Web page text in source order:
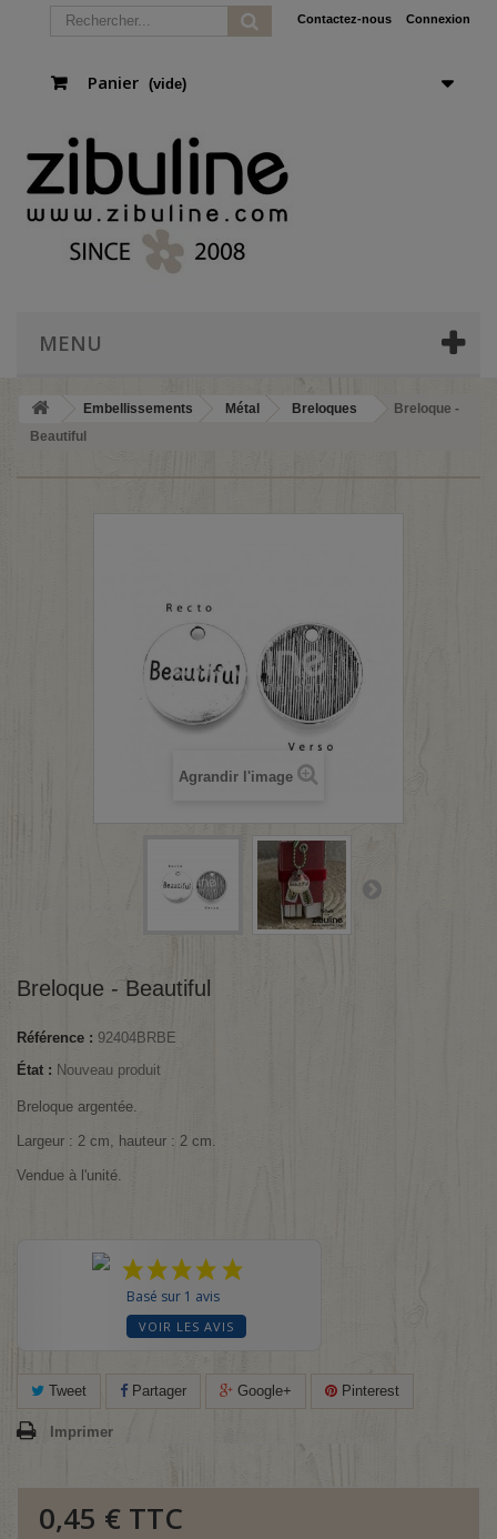
Connexion
Contactez-nous
Panier (vide)
MENU
Embellissements Métal Breloques
Breloque -
Beautiful
Agrandir l'image
Breloque - Beautiful
Référence : 92404BRBE
État : Nouveau produit
Breloque argentée.
Largeur : 2 cm, hauteur : 2 cm.
Vendue à l'unité.
Basé sur 1 avis
VOIR LES AVIS
Tweet Partager Google+ Pinterest
Imprimer
0,45 € TTC